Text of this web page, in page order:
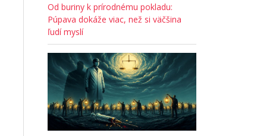
Od buriny k prírodnému pokladu:
Púpava dokáže viac, než si väčšina
ľudí myslí